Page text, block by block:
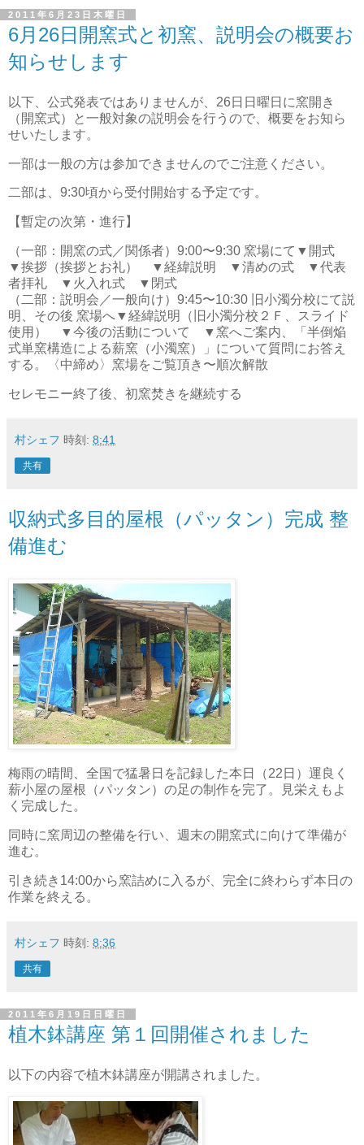
2011年6月23日木曜日
6月26日開窯式と初窯、説明会の概要お
知らせします
以下、公式発表ではありませんが、26日日曜日に窯開き
（開窯式）と一般対象の説明会を行うので、概要をお知ら
せいたします。
一部は一般の方は参加できませんのでご注意ください。
二部は、9:30頃から受付開始する予定です。
【暫定の次第・進行】
（一部：開窯の式／関係者）9:00〜9:30 窯場にて▼開式
▼挨拶（挨拶とお礼） ▼経緯説明 ▼清めの式 ▼代表
者拝礼 ▼火入れ式 ▼閉式
（二部：説明会／一般向け）9:45〜10:30 旧小濁分校にて説
明、その後 窯場へ▼経緯説明（旧小濁分校２Ｆ、スライド
使用） ▼今後の活動について ▼窯へご案内、「半倒焔
式単窯構造による薪窯（小濁窯）」について質問にお答え
する。〈中締め〉窯場をご覧頂き〜順次解散
セレモニー終了後、初窯焚きを継続する
村シェフ 時刻: 8:41
共有
収納式多目的屋根（パッタン）完成 整
備進む
梅雨の晴間、全国で猛暑日を記録した本日（22日）運良く
薪小屋の屋根（パッタン）の足の制作を完了。見栄えもよ
く完成した。
同時に窯周辺の整備を行い、週末の開窯式に向けて準備が
進む。
引き続き14:00から窯詰めに入るが、完全に終わらず本日の
作業を終える。
村シェフ 時刻: 8:36
共有
2011年6月19日日曜日
植木鉢講座 第１回開催されました
以下の内容で植木鉢講座が開講されました。